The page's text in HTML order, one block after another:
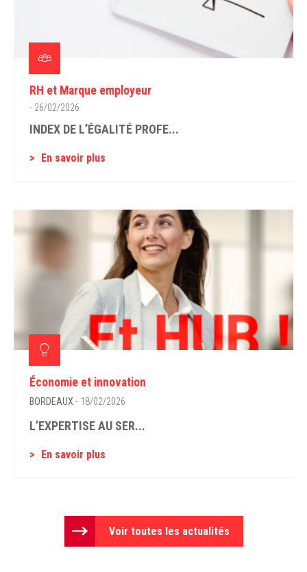
RH et Marque employeur
- 26/02/2026
INDEX DE L’ÉGALITÉ PROFE...
En savoir plus
Économie et innovation
BORDEAUX - 18/02/2026
L’EXPERTISE AU SER...
En savoir plus
Voir toutes les actualités